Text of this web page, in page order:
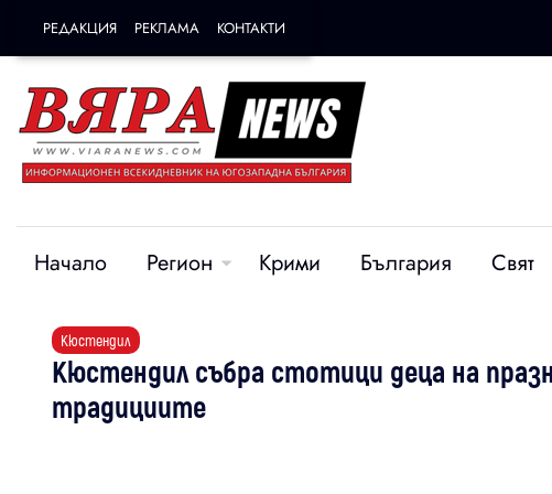
РЕДАКЦИЯ РЕКЛАМА КОНТАКТИ
Начало Регион Крими България Свят
Кюстендил
Кюстендил събра стотици деца на
традициите